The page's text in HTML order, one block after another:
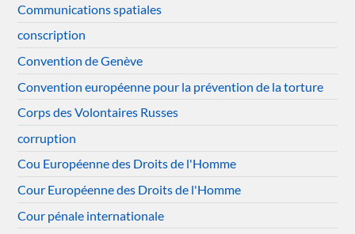
Communications spatiales
conscription
Convention de Genève
Convention européenne pour la prévention de la torture
Corps des Volontaires Russes
corruption
Cou Européenne des Droits de l'Homme
Cour Européenne des Droits de l'Homme
Cour pénale internationale